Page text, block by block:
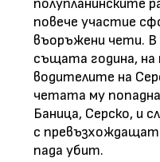
повече участие
въоръжени чети. В
същата година,
водителите на
четата му
Баница, Серско, и
с
пада убит.